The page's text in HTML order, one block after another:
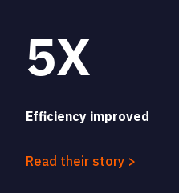
5X
Efficiency improved
Read their story >